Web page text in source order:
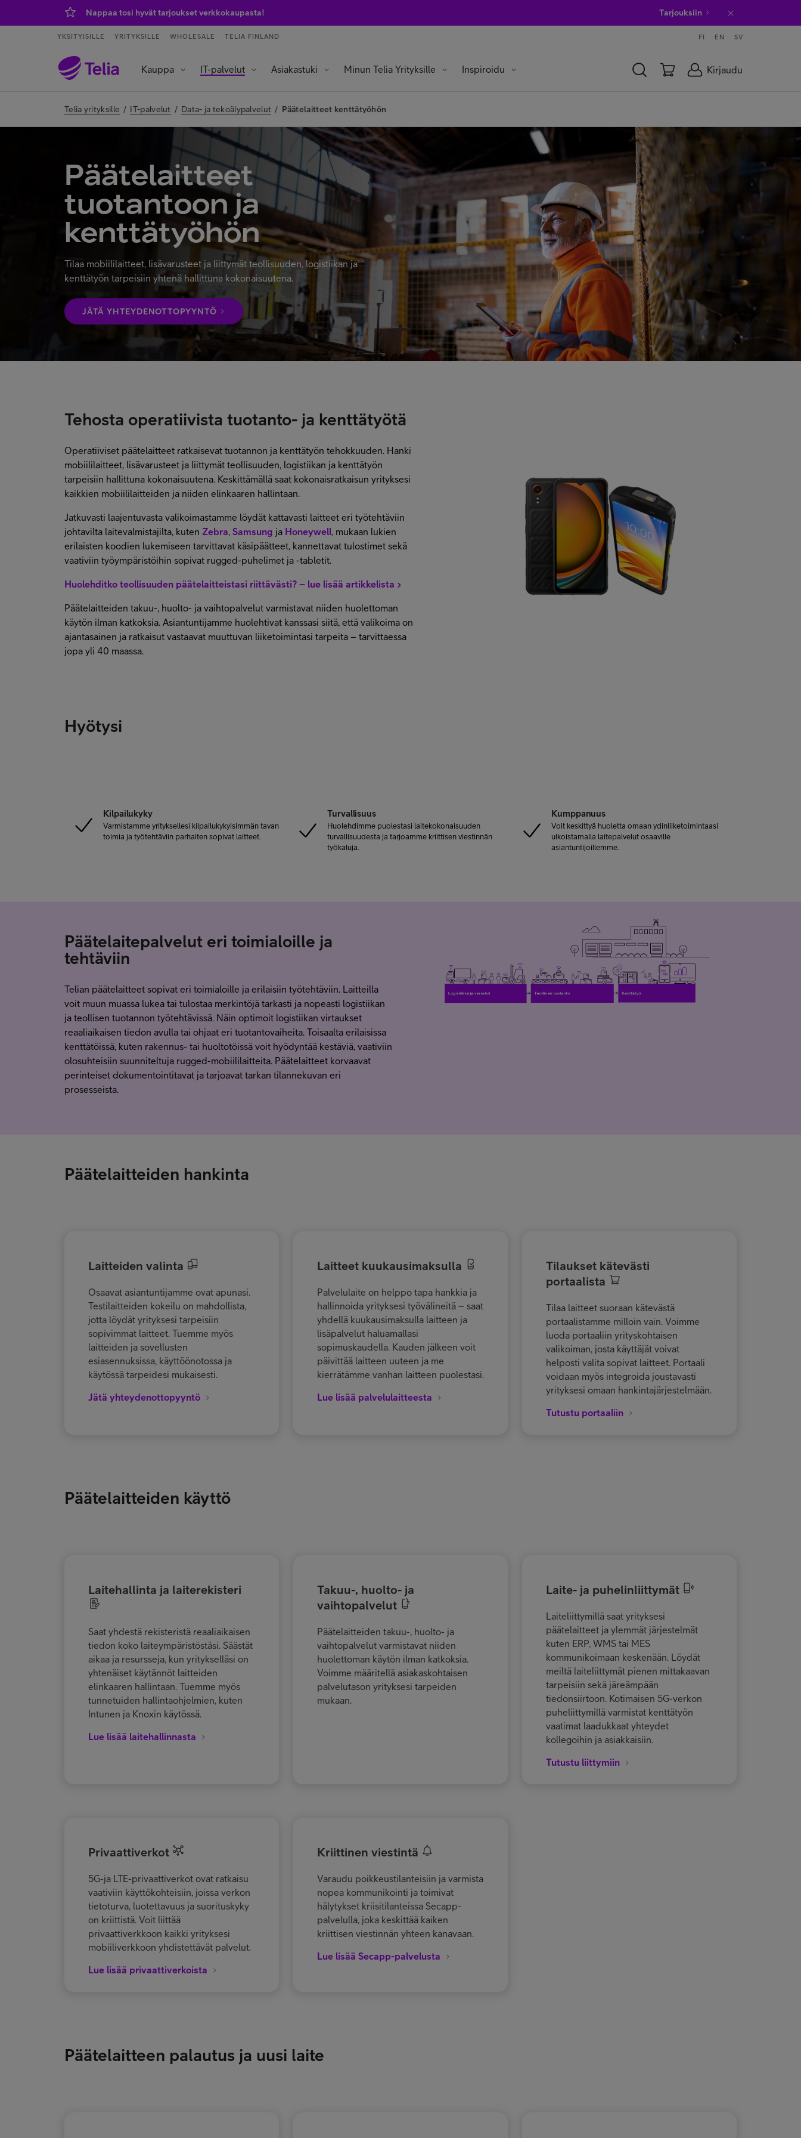
Nappaa tosi hyvät tarjoukset verkkokaupasta! Tarjouksiin
YKSITYISILLE YRITYKSILLE WHOLESALE TELIA FINLAND FI EN SV
Kauppa IT-palvelut Asiakastuki Minun Telia Yrityksille Inspiroidu Kirjaudu
Telia yrityksille / IT-palvelut / Data- ja tekoälypalvelut / Päätelaitteet kenttätyöhön
Päätelaitteet
tuotantoon ja
kenttätyöhön
Tilaa mobiililaitteet, lisävarusteet ja liittymät teollisuuden, logistiikan ja
kenttätyön tarpeisiin yhtenä hallittuna kokonaisuutena.
JÄTÄ YHTEYDENOTTOPYYNTÖ
Tehosta operatiivista tuotanto- ja kenttätyötä
Operatiiviset päätelaitteet ratkaisevat tuotannon ja kenttätyön tehokkuuden. Hanki
mobiililaitteet, lisävarusteet ja liittymät teollisuuden, logistiikan ja kenttätyön
tarpeisiin hallittuna kokonaisuutena. Keskittämällä saat kokonaisratkaisun yrityksesi
kaikkien mobiililaitteiden ja niiden elinkaaren hallintaan.
Jatkuvasti laajentuvasta valikoimastamme löydät kattavasti laitteet eri työtehtäviin
johtavilta laitevalmistajilta, kuten Zebra, Samsung ja Honeywell, mukaan lukien
erilaisten koodien lukemiseen tarvittavat käsipäätteet, kannettavat tulostimet sekä
vaativiin työympäristöihin sopivat rugged-puhelimet ja -tabletit.
Huolehditko teollisuuden päätelaitteistasi riittävästi? – lue lisää artikkelista
Päätelaitteiden takuu-, huolto- ja vaihtopalvelut varmistavat niiden huolettoman
käytön ilman katkoksia. Asiantuntijamme huolehtivat kanssasi siitä, että valikoima on
ajantasainen ja ratkaisut vastaavat muuttuvan liiketoimintasi tarpeita – tarvittaessa
jopa yli 40 maassa.
Hyötysi
Kilpailukyky
Varmistamme yrityksellesi kilpailukykyisimmän tavan
toimia ja työtehtäviin parhaiten sopivat laitteet.
Turvallisuus
Huolehdimme puolestasi laitekokonaisuuden
turvallisuudesta ja tarjoamme kriittisen viestinnän
työkaluja.
Kumppanuus
Voit keskittyä huoletta omaan ydinliiketoimintaasi
ulkoistamalla laitepalvelut osaaville
asiantuntijoillemme.
Päätelaitepalvelut eri toimialoille ja
tehtäviin
Telian päätelaitteet sopivat eri toimialoille ja erilaisiin työtehtäviin. Laitteilla
voit muun muassa lukea tai tulostaa merkintöjä tarkasti ja nopeasti logistiikan
ja teollisen tuotannon työtehtävissä. Näin optimoit logistiikan virtaukset
reaaliaikaisen tiedon avulla tai ohjaat eri tuotantovaiheita. Toisaalta erilaisissa
kenttätöissä, kuten rakennus- tai huoltotöissä voit hyödyntää kestäviä, vaativiin
olosuhteisiin suunniteltuja rugged-mobiililaitteita. Päätelaitteet korvaavat
perinteiset dokumentointitavat ja tarjoavat tarkan tilannekuvan eri
prosesseista.
Päätelaitteiden hankinta
Laitteiden valinta
Osaavat asiantuntijamme ovat apunasi.
Testilaitteiden kokeilu on mahdollista,
jotta löydät yrityksesi tarpeisiin
sopivimmat laitteet. Tuemme myös
laitteiden ja sovellusten
esiasennuksissa, käyttöönotossa ja
käytössä tarpeidesi mukaisesti.
Jätä yhteydenottopyyntö
Laitteet kuukausimaksulla
Palvelulaite on helppo tapa hankkia ja
hallinnoida yrityksesi työvälineitä – saat
yhdellä kuukausimaksulla laitteen ja
lisäpalvelut haluamallasi
sopimuskaudella. Kauden jälkeen voit
päivittää laitteen uuteen ja me
kierrätämme vanhan laitteen puolestasi.
Lue lisää palvelulaitteesta
Tilaukset kätevästi
portaalista
Tilaa laitteet suoraan kätevästä
portaalistamme milloin vain. Voimme
luoda portaaliin yrityskohtaisen
valikoiman, josta käyttäjät voivat
helposti valita sopivat laitteet. Portaali
voidaan myös integroida joustavasti
yrityksesi omaan hankintajärjestelmään.
Tutustu portaaliin
Päätelaitteiden käyttö
Laitehallinta ja laiterekisteri
Saat yhdestä rekisteristä reaaliaikaisen
tiedon koko laiteympäristöstäsi. Säästät
aikaa ja resursseja, kun yritykselläsi on
yhtenäiset käytännöt laitteiden
elinkaaren hallintaan. Tuemme myös
tunnetuiden hallintaohjelmien, kuten
Intunen ja Knoxin käytössä.
Lue lisää laitehallinnasta
Takuu-, huolto- ja
vaihtopalvelut
Päätelaitteiden takuu-, huolto- ja
vaihtopalvelut varmistavat niiden
huolettoman käytön ilman katkoksia.
Voimme määritellä asiakaskohtaisen
palvelutason yrityksesi tarpeiden
mukaan.
Laite- ja puhelinliittymät
Laiteliittymillä saat yrityksesi
päätelaitteet ja ylemmät järjestelmät
kuten ERP, WMS tai MES
kommunikoimaan keskenään. Löydät
meiltä laiteliittymät pienen mittakaavan
tarpeisiin sekä järeämpään
tiedonsiirtoon. Kotimaisen 5G-verkon
puheliittymillä varmistat kenttätyön
vaatimat laadukkaat yhteydet
kollegoihin ja asiakkaisiin.
Tutustu liittymiin
Privaattiverkot
5G-ja LTE-privaattiverkot ovat ratkaisu
vaativiin käyttökohteisiin, joissa verkon
tietoturva, luotettavuus ja suorituskyky
on kriittistä. Voit liittää
privaattiverkkoon kaikki yrityksesi
mobiiliverkkoon yhdistettävät palvelut.
Lue lisää privaattiverkoista
Kriittinen viestintä
Varaudu poikkeustilanteisiin ja varmista
nopea kommunikointi ja toimivat
hälytykset kriisitilanteissa Secapp-
palvelulla, joka keskittää kaiken
kriittisen viestinnän yhteen kanavaan.
Lue lisää Secapp-palvelusta
Päätelaitteen palautus ja uusi laite